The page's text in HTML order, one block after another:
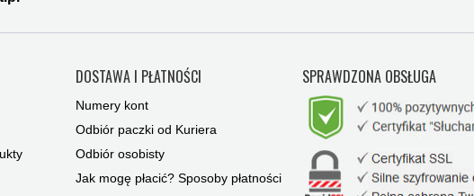
DOSTAWA I PŁATNOŚCI
Numery kont
Odbiór paczki od Kuriera
Odbiór osobisty
Jak mogę płacić? Sposoby płatności
SPRAWDZONA OBSŁUGA